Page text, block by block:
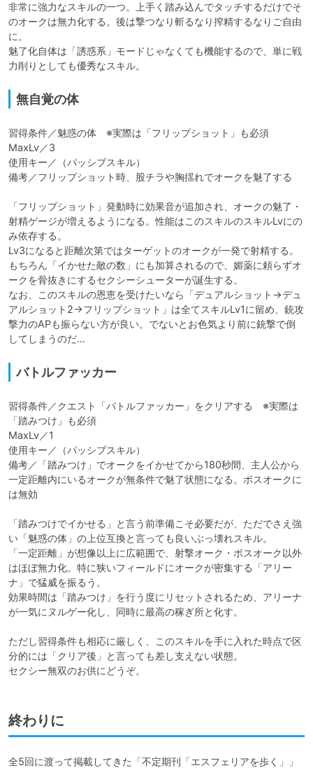
非常に強力なスキルの一つ。上手く踏み込んでタッチするだけでそ
のオークは無力化する。後は撃つなり斬るなり搾精するなりご自由
に。
魅了化自体は「誘惑系」モードじゃなくても機能するので、単に戦
力削りとしても優秀なスキル。
無自覚の体
習得条件／魅惑の体　※実際は「フリップショット」も必須
MaxLv／3
使用キー／（パッシブスキル）
備考／フリップショット時、股チラや胸揺れでオークを魅了する
「フリップショット」発動時に効果音が追加され、オークの魅了・
射精ゲージが増えるようになる。性能はこのスキルのスキルLvにの
み依存する。
Lv3になると距離次第ではターゲットのオークが一発で射精する。
もちろん「イかせた敵の数」にも加算されるので、媚薬に頼らずオ
ークを骨抜きにするセクシーシューターが誕生する。
なお、このスキルの恩恵を受けたいなら「デュアルショット→デュ
アルショット2→フリップショット」は全てスキルLv1に留め、銃攻
撃力のAPも振らない方が良い。でないとお色気より前に銃撃で倒
してしまうのだ…
バトルファッカー
習得条件／クエスト「バトルファッカー」をクリアする　※実際は
「踏みつけ」も必須
MaxLv／1
使用キー／（パッシブスキル）
備考／「踏みつけ」でオークをイかせてから180秒間、主人公から
一定距離内にいるオークが無条件で魅了状態になる。ボスオークに
は無効
「踏みつけでイかせる」と言う前準備こそ必要だが、ただでさえ強
い「魅惑の体」の上位互換と言っても良いぶっ壊れスキル。
「一定距離」が想像以上に広範囲で、射撃オーク・ボスオーク以外
はほぼ無力化。特に狭いフィールドにオークが密集する「アリー
ナ」で猛威を振るう。
効果時間は「踏みつけ」を行う度にリセットされるため、アリーナ
が一気にヌルゲー化し、同時に最高の稼ぎ所と化す。
ただし習得条件も相応に厳しく、このスキルを手に入れた時点で区
分的には「クリア後」と言っても差し支えない状態。
セクシー無双のお供にどうぞ。
終わりに
全5回に渡って掲載してきた「不定期刊「エスフェリアを歩く」」